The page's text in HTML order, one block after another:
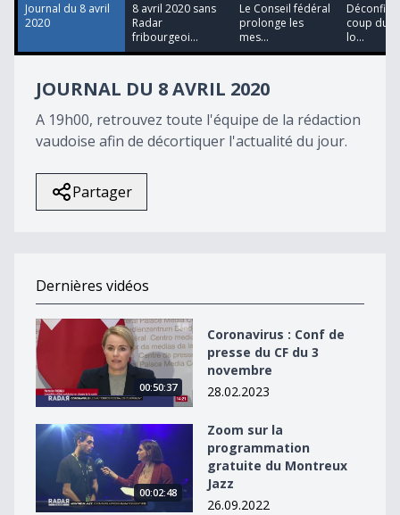
32
seconds
Journal du 8 avril
2020
8 avril 2020 sans
Radar
fribourgeoi...
Le Conseil fédéral
prolonge les
mes...
coup dur
lo...
JOURNAL DU 8 AVRIL 2020
A 19h00, retrouvez toute l'équipe de la rédaction
vaudoise afin de décortiquer l'actualité du jour.
Partager
Dernières vidéos
Coronavirus : Conf de presse du CF du 3 novembre
00:50:37
Coronavirus : Conf de
presse du CF du 3
novembre
28.02.2023
Zoom sur la programmation gratuite du Montreux
00:02:48
Zoom sur la
programmation
gratuite du Montreux
Jazz
26.09.2022